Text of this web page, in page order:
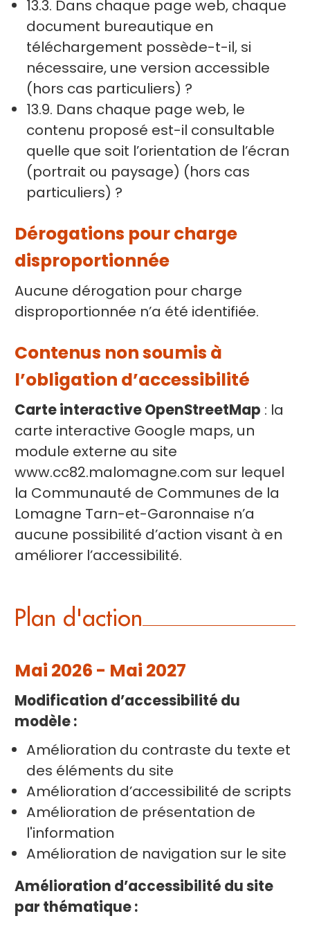
13.3. Dans chaque page web, chaque
document bureautique en
téléchargement possède-t-il, si
nécessaire, une version accessible
(hors cas particuliers) ?
13.9. Dans chaque page web, le
contenu proposé est-il consultable
quelle que soit l’orientation de l’écran
(portrait ou paysage) (hors cas
particuliers) ?
Dérogations pour charge
disproportionnée
Aucune dérogation pour charge
disproportionnée n’a été identifiée.
Contenus non soumis à
l’obligation d’accessibilité
Carte interactive OpenStreetMap : la
carte interactive Google maps, un
module externe au site
www.cc82.malomagne.com sur lequel
la Communauté de Communes de la
Lomagne Tarn-et-Garonnaise n’a
aucune possibilité d’action visant à en
améliorer l’accessibilité.
Plan d'action
Mai 2026 - Mai 2027
Modification d’accessibilité du
modèle :
Amélioration du contraste du texte et
des éléments du site
Amélioration d’accessibilité de scripts
Amélioration de présentation de
l'information
Amélioration de navigation sur le site
Amélioration d’accessibilité du site
par thématique :